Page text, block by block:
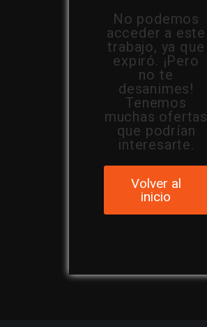
No podemos
acceder a este
trabajo, ya que
expiró. ¡Pero
no te
desanimes!
Tenemos
muchas ofertas
que podrían
interesarte.
Volver al
inicio